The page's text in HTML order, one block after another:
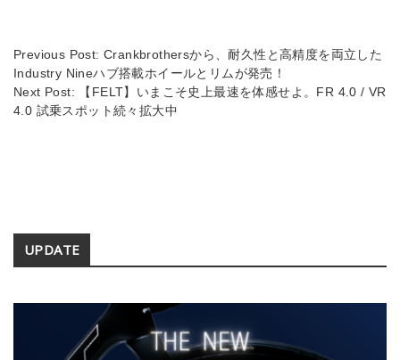
k
Previous Post:Crankbrothersから、耐久性と高精度を両立した
Industry Nineハブ搭載ホイールとリムが発売！
Next Post:
【FELT】いまこそ史上最速を体感せよ。FR 4.0 / VR
4.0 試乗スポット続々拡大中
Secondary
UPDATE